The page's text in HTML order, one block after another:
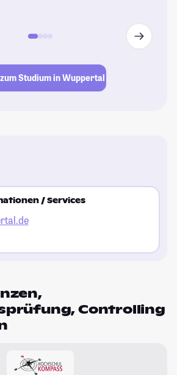
Studium in Wuppertal
/ Services
Controlling